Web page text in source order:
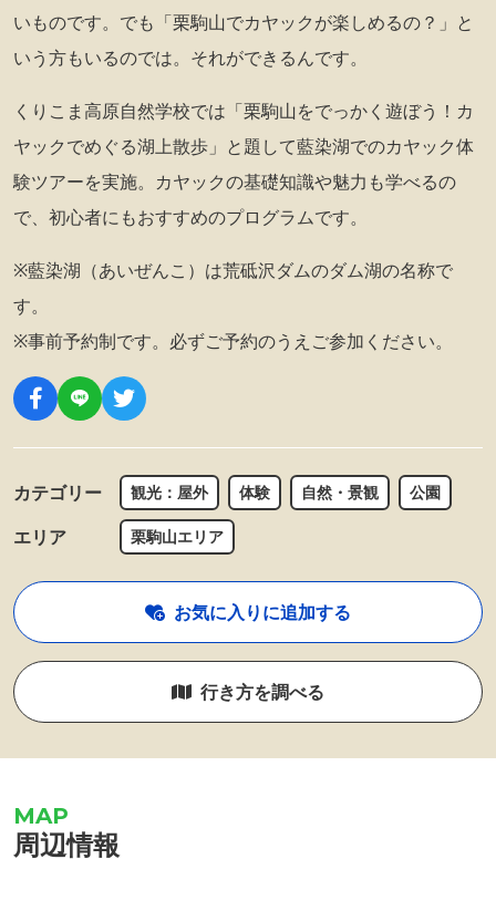
いものです。でも「栗駒山でカヤックが楽しめるの？」と
いう方もいるのでは。それができるんです。
くりこま高原自然学校では「栗駒山をでっかく遊ぼう！カ
ヤックでめぐる湖上散歩」と題して藍染湖でのカヤック体
験ツアーを実施。カヤックの基礎知識や魅力も学べるの
で、初心者にもおすすめのプログラムです。
※藍染湖（あいぜんこ）は荒砥沢ダムのダム湖の名称で
す。
※事前予約制です。必ずご予約のうえご参加ください。
カテゴリー 観光：屋外 体験 自然・景観 公園
エリア 栗駒山エリア
お気に入りに追加する
行き方を調べる
周辺情報